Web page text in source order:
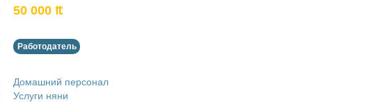
50 000 ₶
Работодатель
Домашний персонал
Услуги няни